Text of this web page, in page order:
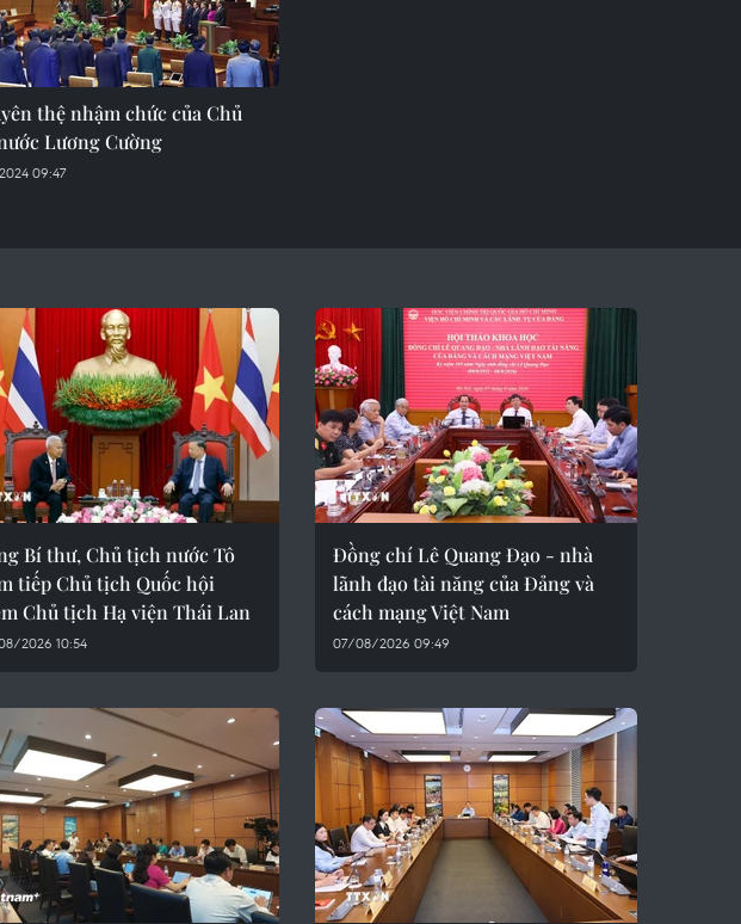
thệ nhậm chức của Chủ
Lương Cường
09:47
Bí thư, Chủ tịch nước Tô
tiếp Chủ tịch Quốc hội
Chủ tịch Hạ viện Thái Lan
2026 10:54
Đồng chí Lê Quang Đạo - nhà
lãnh đạo tài năng của Đảng và
cách mạng Việt Nam
07/08/2026 09:49